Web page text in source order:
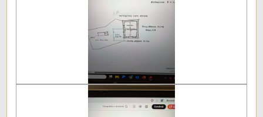
Scuole Superiori
Bar
Uffici postali
Centri commerciali